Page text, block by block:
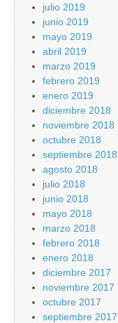
julio 2019
junio 2019
mayo 2019
abril 2019
marzo 2019
febrero 2019
enero 2019
diciembre 2018
noviembre 2018
octubre 2018
septiembre 2018
agosto 2018
julio 2018
junio 2018
mayo 2018
marzo 2018
febrero 2018
enero 2018
diciembre 2017
noviembre 2017
octubre 2017
septiembre 2017